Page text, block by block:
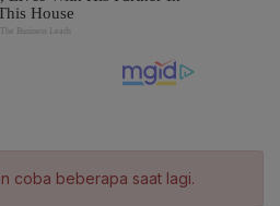
coba beberapa saat lagi.